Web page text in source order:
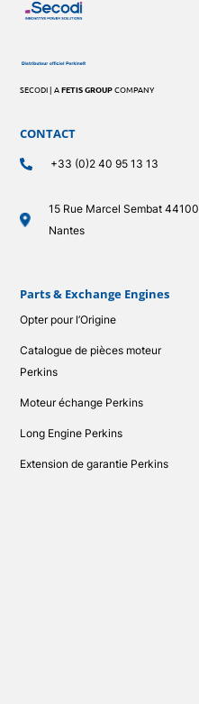
SECODI | AFETIS GROUPCOMPANY
Parts & Exchange Engines
Opter pour l’Origine
Catalogue de pièces moteur
Perkins
Moteur échange Perkins
Long Engine Perkins
Extension de garantie Perkins
CONTACT
+33 (0)2 40 95 13 13
15 Rue Marcel Sembat 44100
Nantes